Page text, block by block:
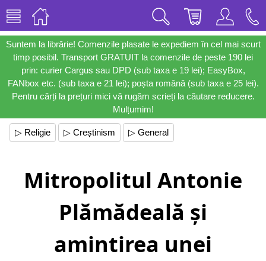
Suntem la librărie! Comenzile plasate le expediem în cel mai scurt
timp posibil. Transport GRATUIT la comenzile de peste 190 lei
prin: curier Cargus sau DPD (sub taxa e 19 lei); EasyBox,
FANbox etc. (sub taxa e 21 lei); poșta română (sub taxa e 25 lei).
Pentru cărți la prețuri mici vă rugăm scrieți la căutare reducere.
Mulțumim!
▷ Religie ▷ Creștinism ▷ General
Mitropolitul Antonie
Plămădeală și
amintirea unei